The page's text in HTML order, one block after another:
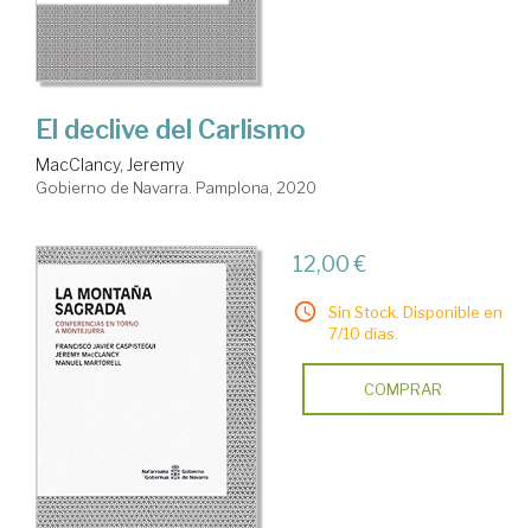
El declive del Carlismo
MacClancy, Jeremy
Gobierno de Navarra. Pamplona, 2020
12,00 €
Sin Stock. Disponible en
7/10 días.
COMPRAR